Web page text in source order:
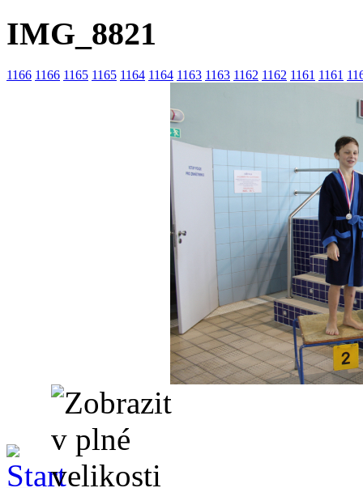
IMG_8821
1166 1166 1165 1165 1164 1164 1163 1163 1162 1162 1161 1161